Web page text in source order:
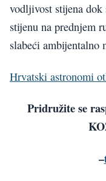
vodljivost stijena dok
stijenu na prednjem
slabeći ambijentalno
Hrvatski astronomi
Pridružite se
–